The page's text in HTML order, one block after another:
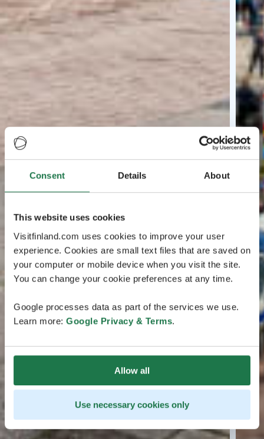
Consent Details About
This website uses cookies
Visitfinland.com uses cookies to improve your user
experience. Cookies are small text files that are saved on
your computer or mobile device when you visit the site.
You can change your cookie preferences at any time.
Google processes data as part of the services we use.
Learn more: Google Privacy & Terms.
Allow all
Use necessary cookies only